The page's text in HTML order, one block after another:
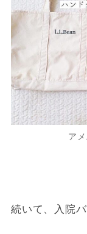
ア
続いて、入院バ